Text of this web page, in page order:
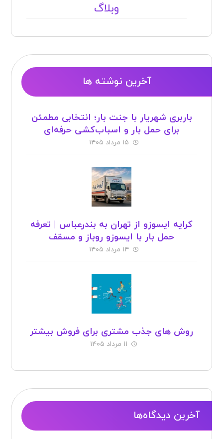
وبلاگ
آخرین نوشته ها
باربری شهریار با جنت بار؛ انتخابی مطمئن
برای حمل بار و اسباب‌کشی حرفه‌ای
۱۵ مرداد ۱۴۰۵
کرایه ایسوزو از تهران به بندرعباس | تعرفه
حمل بار با ایسوزو روباز و مسقف
۱۴ مرداد ۱۴۰۵
روش های جذب مشتری برای فروش بیشتر
۱۱ مرداد ۱۴۰۵
آخرین دیدگاه‌ها